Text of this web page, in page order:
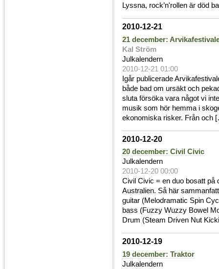
Lyssna, rock’n'rollen är död
2010-12-21
21 december:
Kal Ström
Julkalendern
2010-12-21 01:00
Igår publicerade
både bad om ursäkt och
sluta försöka vara något vi
musik som hör hemma i
ekonomiska risker. Från och
2010-12-20
20 december: Civil Civic
Julkalendern
2010-12-20 00:00
Civil Civic = en duo bosatt på
Australien. Så här
guitar (Melodramatic Spin
bass (Fuzzy Wuzzy Bowel
Drum (Steam Driven Nut
2010-12-19
19 december: Traktor
Julkalendern